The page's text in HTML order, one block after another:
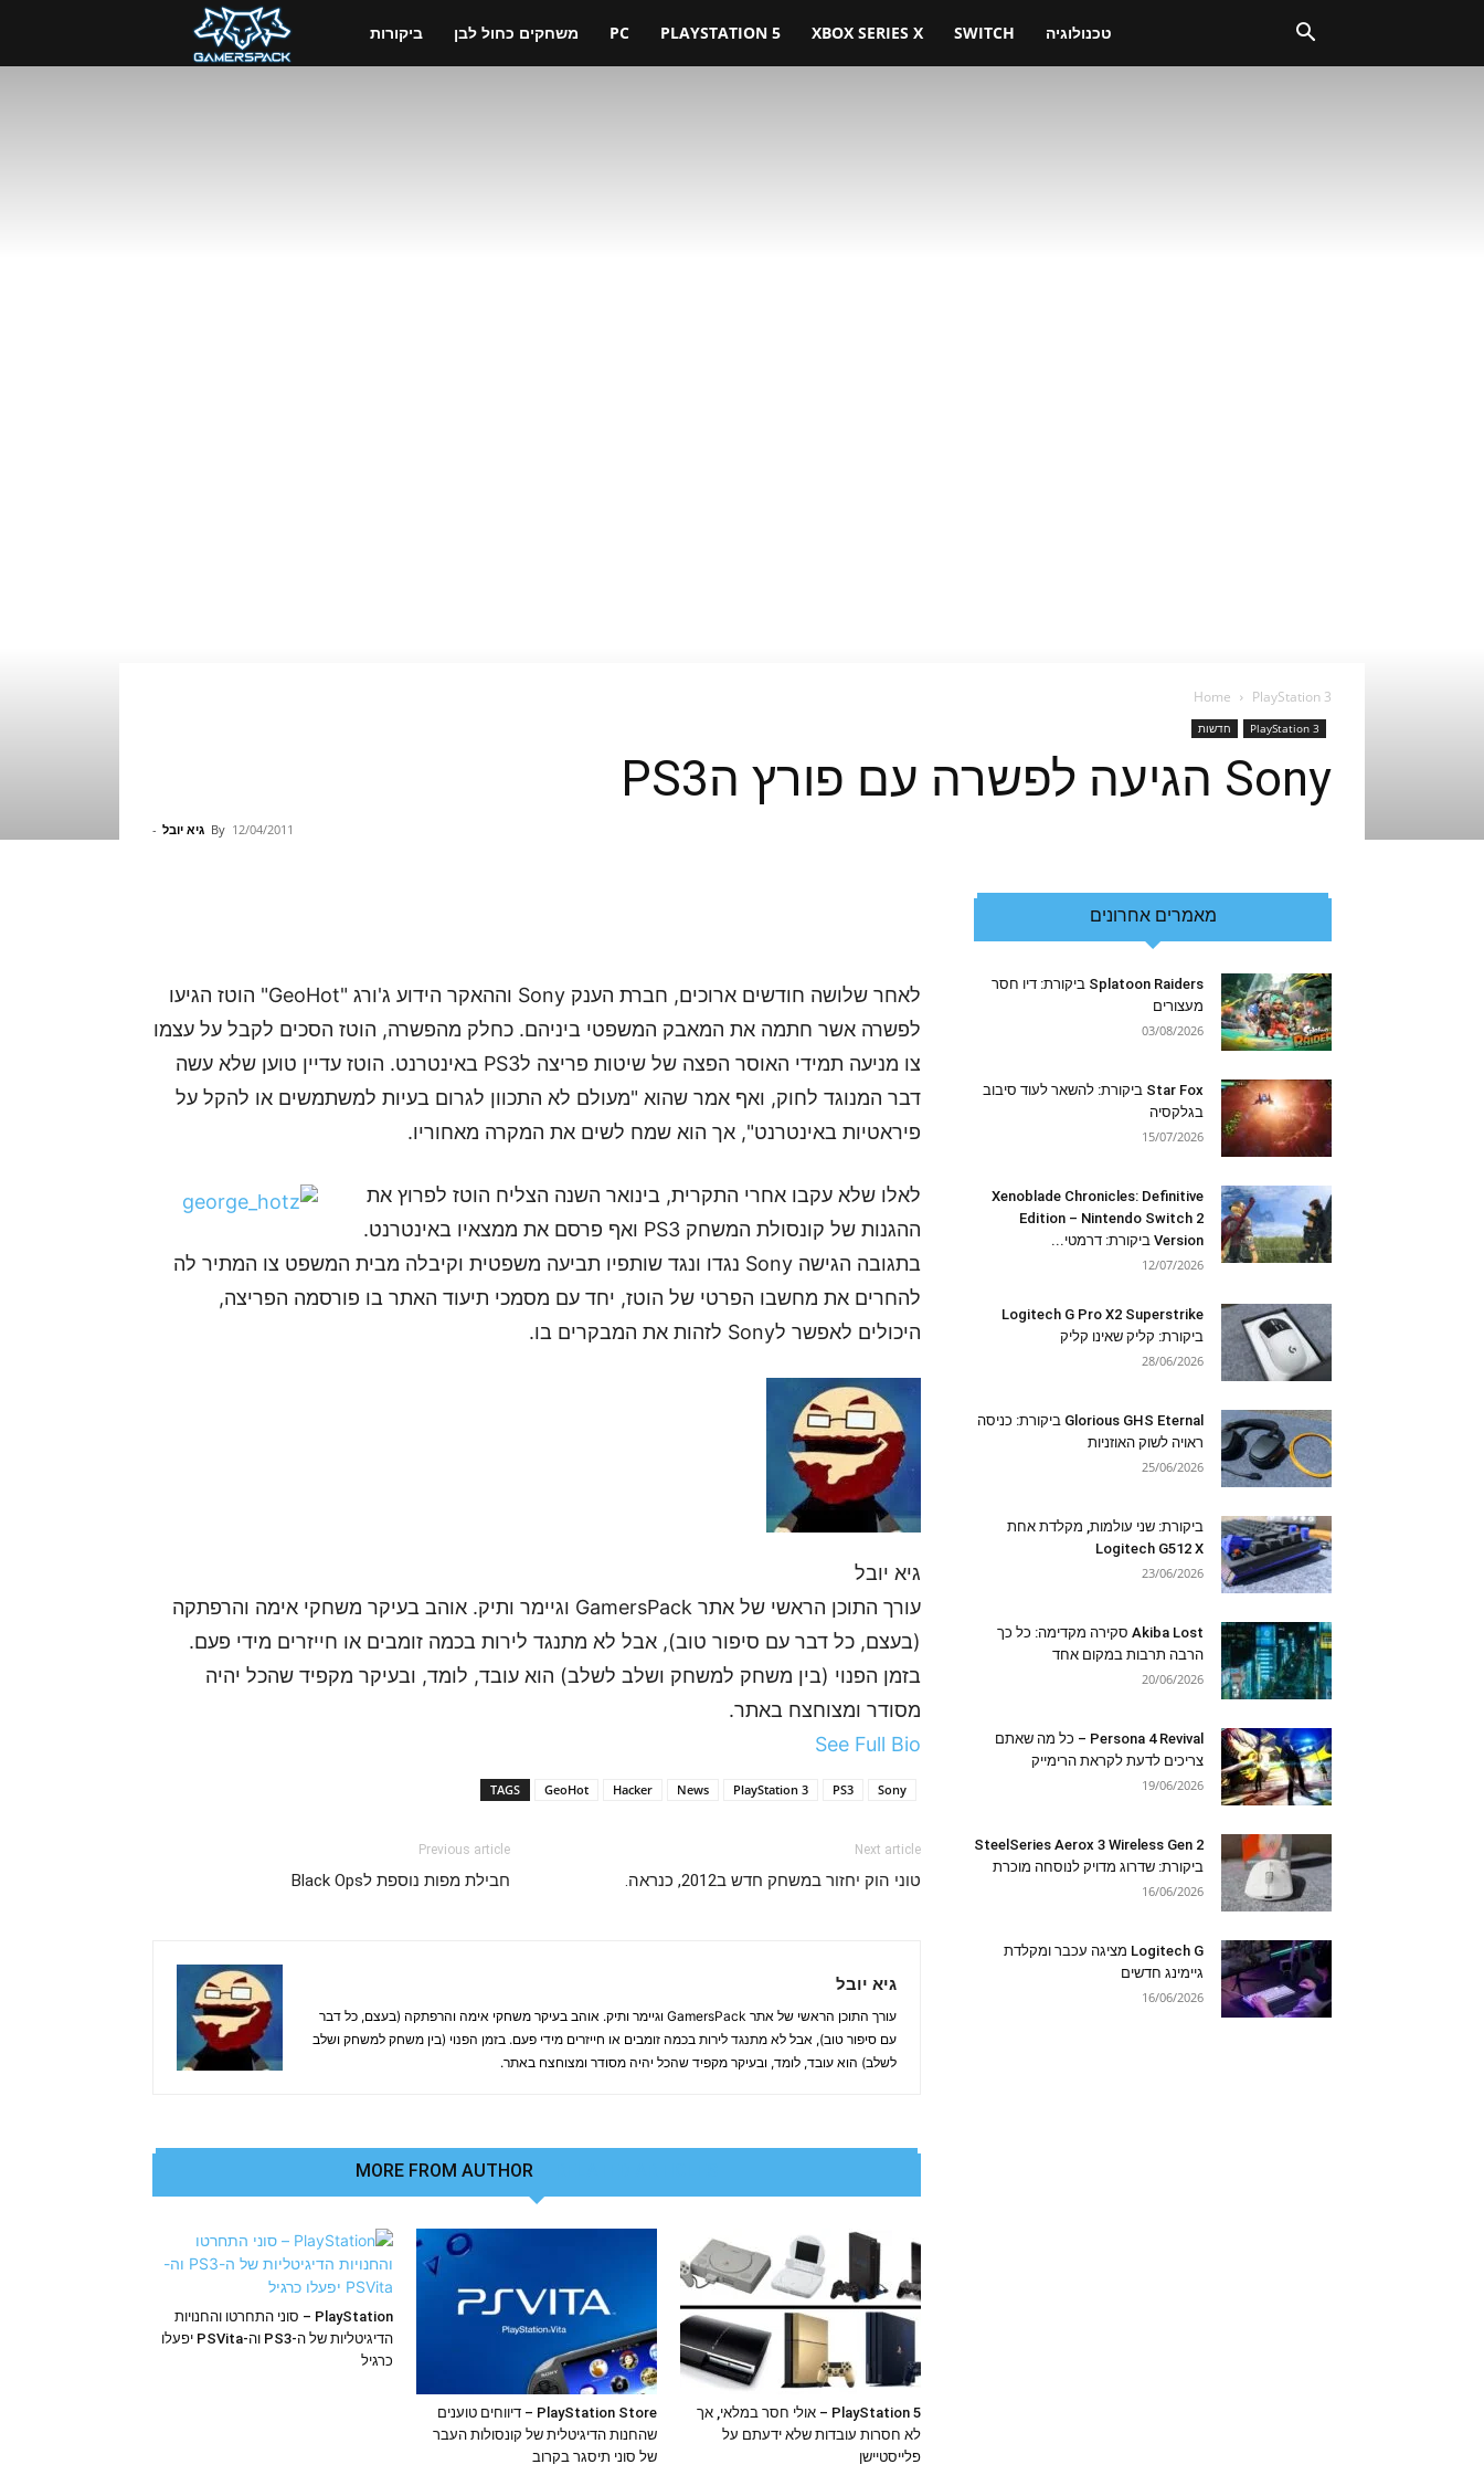
ביקורות משחקים כחול לבן PC PLAYSTATION 5 XBOX SERIES X SWITCH טכנולוגיה
Home PlayStation 3
PlayStation 3 חדשות
Sony הגיעה לפשרה עם פורץ הPS3
By גיא יובל - 12/04/2011
לאחר שלושה חודשים ארוכים, חברת הענק Sony וההאקר הידוע ג'ורג "GeoHot" הוטז הגיעו
לפשרה אשר חתמה את המאבק המשפטי ביניהם. כחלק מהפשרה, הוטז הסכים לקבל על עצמו
צו מניעה תמידי האוסר הפצה של שיטות פריצה לPS3 באינטרנט. הוטז עדיין טוען שלא עשה
דבר המנוגד לחוק, ואף אמר שהוא "מעולם לא התכוון לגרום בעיות למשתמשים או להקל על
פיראטיות באינטרנט", אך הוא שמח לשים את המקרה מאחוריו.
לאלו שלא עקבו אחרי התקרית, בינואר השנה הצליח הוטז לפרוץ את
ההגנות של קונסולת המשחק PS3 ואף פרסם את ממצאיו באינטרנט.
בתגובה הגישה Sony נגדו ונגד שותפיו תביעה משפטית וקיבלה מבית המשפט צו המתיר לה
להחרים את מחשבו הפרטי של הוטז, יחד עם מסמכי תיעוד האתר בו פורסמה הפריצה,
היכולים לאפשר לSony לזהות את המבקרים בו.
גיא יובל
עורך התוכן הראשי של אתר GamersPack וגיימר ותיק. אוהב בעיקר משחקי אימה והרפתקה
(בעצם, כל דבר עם סיפור טוב), אבל לא מתנגד לירות בכמה זומבים או חייזרים מידי פעם.
בזמן הפנוי (בין משחק למשחק ושלב לשלב) הוא עובד, לומד, ובעיקר מקפיד שהכל יהיה
מסודר ומצוחצח באתר.
See Full Bio
TAGS GeoHot Hacker News PlayStation 3 PS3 Sony
Previous article
חבילת מפות נוספת לBlack Ops
Next article
טוני הוק יחזור במשחק חדש ב2012, כנראה.
גיא יובל
עורך התוכן הראשי של אתר GamersPack וגיימר ותיק. אוהב בעיקר משחקי אימה והרפתקה (בעצם, כל דבר
עם סיפור טוב), אבל לא מתנגד לירות בכמה זומבים או חייזרים מידי פעם. בזמן הפנוי (בין משחק למשחק ושלב
לשלב) הוא עובד, לומד, ובעיקר מקפיד שהכל יהיה מסודר ומצוחצח באתר.
MORE FROM AUTHOR
PlayStation – סוני התחרטו והחנויות
הדיגיטליות של ה-PS3 וה-PSVita יפעלו
כרגיל
PlayStation Store – דיווחים טוענים
שהחנות הדיגיטלית של קונסולות העבר
של סוני תיסגר בקרוב
PlayStation 5 – אולי חסר במלאי, אך
לא חסרות עובדות שלא ידעתם על
פלייסטיישן
מאמרים אחרונים
Splatoon Raiders ביקורת: דיו חסר
מעצורים
03/08/2026
Star Fox ביקורת: להשאר לעוד סיבוב
בגלקסיה
15/07/2026
Xenoblade Chronicles: Definitive
Edition – Nintendo Switch 2
Version ביקורת: דרמטי...
12/07/2026
Logitech G Pro X2 Superstrike
ביקורת: קליק שאינו קליק
28/06/2026
Glorious GHS Eternal ביקורת: כניסה
ראויה לשוק האוזניות
25/06/2026
ביקורת: שני עולמות, מקלדת אחת
Logitech G512 X
23/06/2026
Akiba Lost סקירה מקדימה: כל כך
הרבה תרבות במקום אחד
20/06/2026
Persona 4 Revival – כל מה שאתם
צריכים לדעת לקראת הרימייק
19/06/2026
SteelSeries Aerox 3 Wireless Gen 2
ביקורת: שדרוג מדויק לנוסחה מוכרת
16/06/2026
Logitech G מציגה עכבר ומקלדת
גיימינג חדשים
16/06/2026